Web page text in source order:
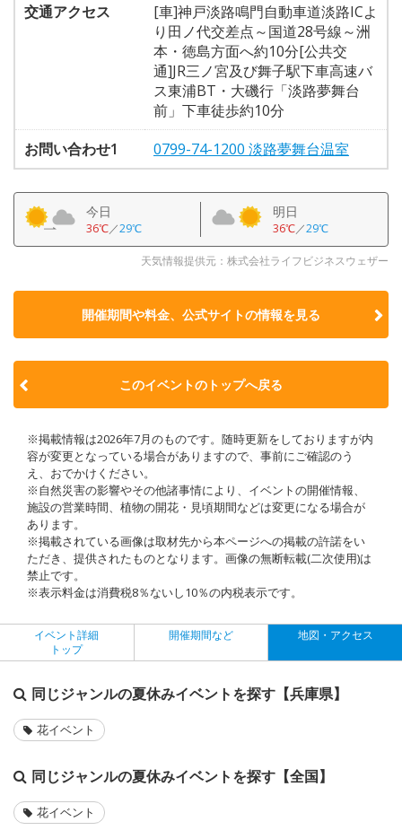
交通アクセス
[車]神戸淡路鳴門自動車道淡路ICよ
り田ノ代交差点～国道28号線～洲
本・徳島方面へ約10分[公共交
通]JR三ノ宮及び舞子駅下車高速バ
ス東浦BT・大磯行「淡路夢舞台
前」下車徒歩約10分
お問い合わせ1
0799-74-1200 淡路夢舞台温室
今日
36℃／29℃
明日
36℃／29℃
天気情報提供元：株式会社ライフビジネスウェザー
開催期間や料金、公式サイトの情報を見る
このイベントのトップへ戻る
※掲載情報は2026年7月のものです。随時更新をしておりますが内
容が変更となっている場合がありますので、事前にご確認のう
え、おでかけください。
※自然災害の影響やその他諸事情により、イベントの開催情報、
施設の営業時間、植物の開花・見頃期間などは変更になる場合が
あります。
※掲載されている画像は取材先から本ページへの掲載の許諾をい
ただき、提供されたものとなります。画像の無断転載(二次使用)は
禁止です。
※表示料金は消費税8％ないし10％の内税表示です。
イベント詳細
トップ
開催期間など 地図・アクセス
同じジャンルの夏休みイベントを探す【兵庫県】
花イベント
同じジャンルの夏休みイベントを探す【全国】
花イベント